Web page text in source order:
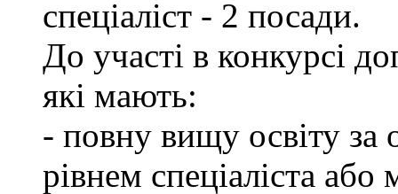
спеціаліст - 2 посади.
До участі в конкурсі
які мають:
- повну вищу освіту за
рівнем спеціаліста або